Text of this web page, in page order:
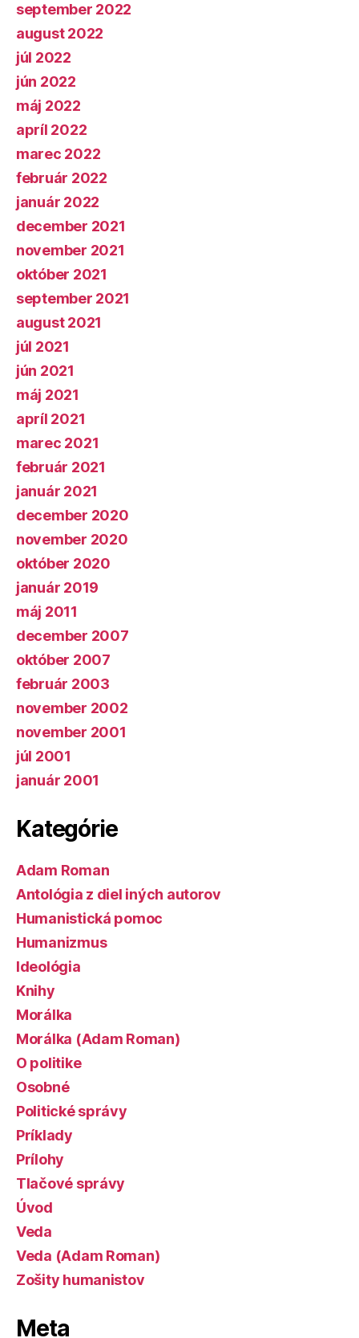
september 2022
august 2022
júl 2022
jún 2022
máj 2022
apríl 2022
marec 2022
február 2022
január 2022
december 2021
november 2021
október 2021
september 2021
august 2021
júl 2021
jún 2021
máj 2021
apríl 2021
marec 2021
február 2021
január 2021
december 2020
november 2020
október 2020
január 2019
máj 2011
december 2007
október 2007
február 2003
november 2002
november 2001
júl 2001
január 2001
Kategórie
Adam Roman
Antológia z diel iných autorov
Humanistická pomoc
Humanizmus
Ideológia
Knihy
Morálka
Morálka (Adam Roman)
O politike
Osobné
Politické správy
Príklady
Prílohy
Tlačové správy
Úvod
Veda
Veda (Adam Roman)
Zošity humanistov
Meta